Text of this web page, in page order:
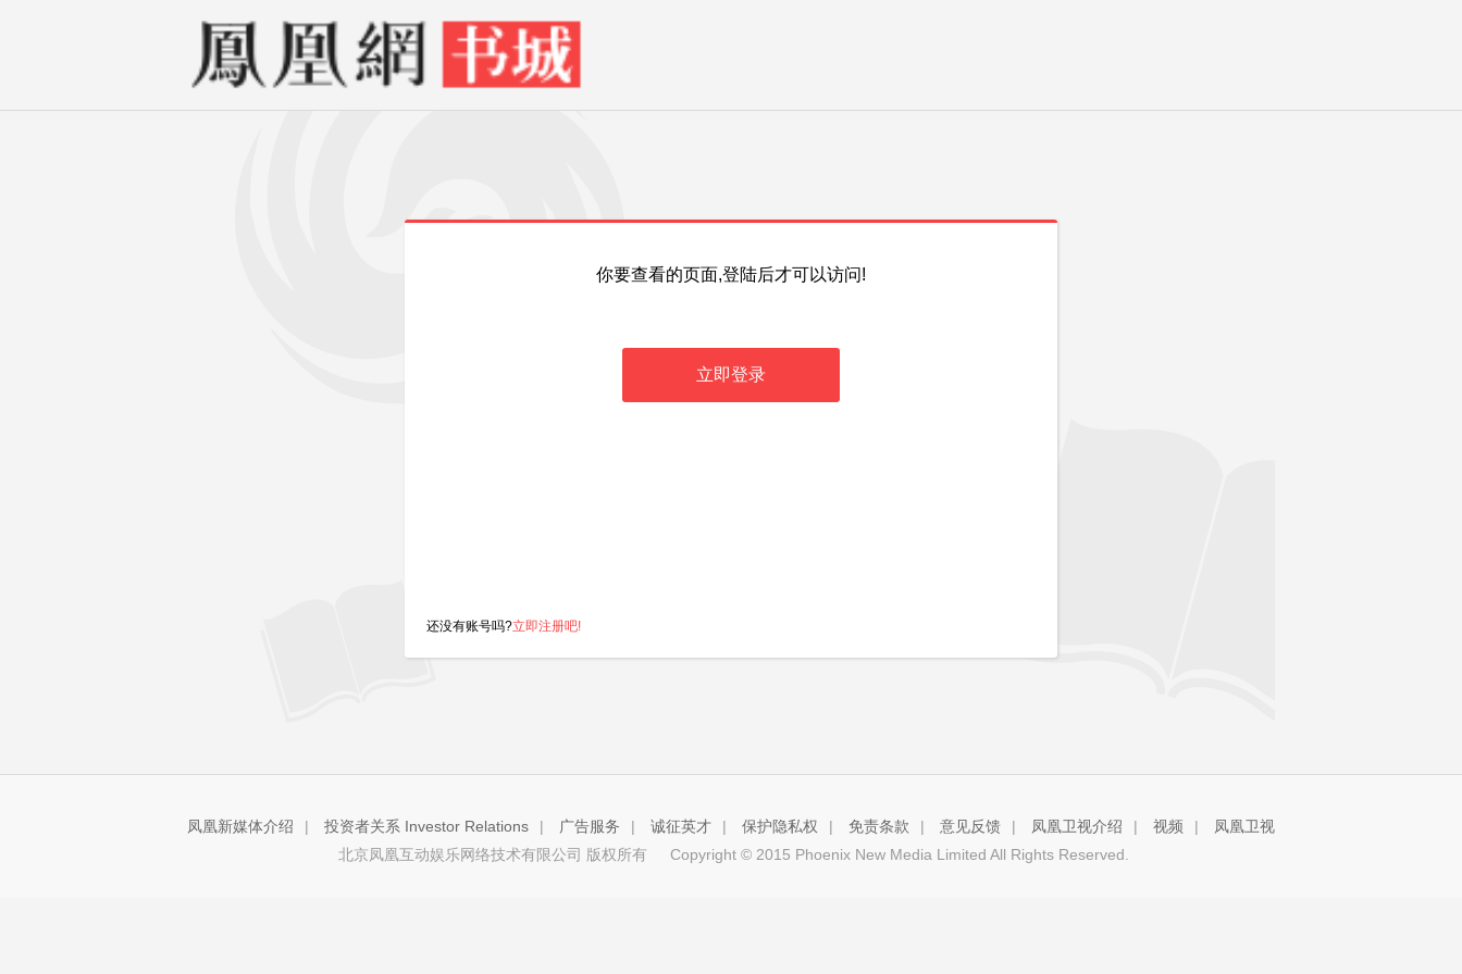
你要查看的页面,登陆后才可以访问!
立即登录
还没有账号吗?立即注册吧!
凤凰新媒体介绍 | 投资者关系 Investor Relations | 广告服务 | 诚征英才 | 保护隐私权 | 免责条款 | 意见反馈 | 凤凰卫视介绍 | 视频 |
凤凰卫视
北京凤凰互动娱乐网络技术有限公司 版权所有
Copyright © 2015 Phoenix New Media Limited All Rights Reserved.